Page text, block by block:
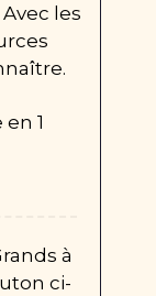
Avec les
1
à
ci-